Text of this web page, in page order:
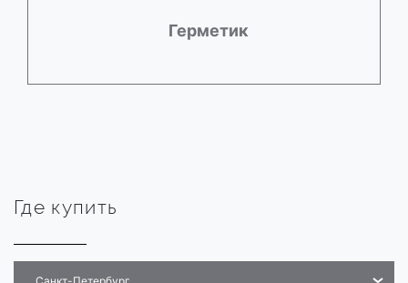
Герметик
Где купить